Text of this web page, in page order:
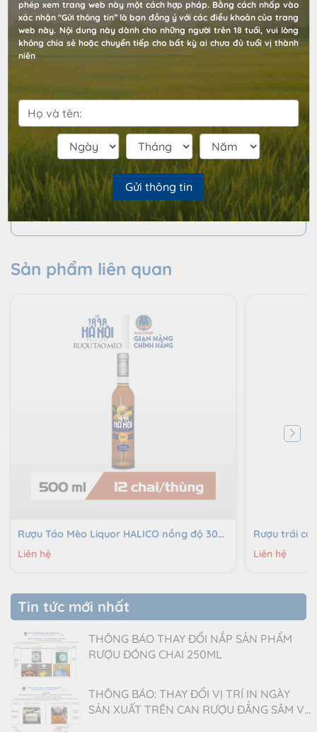
- Bảo quản tủ mát thì chất lượng sản phẩm sẽ tốt nhất
LƯU Ý:
đặt từ 2-4 chai/đơn để giảm thiểu rủi ro trong quá trình
vận chuyển
- Sản phẩm dành cho người trên 18 tuổi
- Không dành cho phụ nữ mang thai.
- Thưởng thức có trách nhiệm, đã uống đồ uống có cồn thì
không lái xe.
Sản phẩm liên quan
Rượu Táo Mèo Liquor HALICO nồng độ 30%v chai 500ml không kèm hộp
Liên hệ
Liên hệ
Tin tức mới nhất
THÔNG BÁO THAY ĐỔI NẮP SẢN PHẨM
RƯỢU ĐÓNG CHAI 250ML
THÔNG BÁO: THAY ĐỔI VỊ TRÍ IN NGÀY
SẢN XUẤT TRÊN CAN RƯỢU ĐẲNG SÂM VÀ
phép xem trang web này một cách hợp pháp. Bằng cách nhấp vào
xác nhận "Gửi thông tin” là bạn đồng ý với các điều khoản của trang
web này. Nội dung này dành cho những người trên 18 tuổi, vui lòng
không chia sẻ hoặc chuyển tiếp cho bất kỳ ai chưa đủ tuổi vị thành
niên
Gửi thông tin